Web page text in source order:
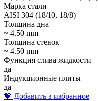
Марка стали
AISI 304 (18/10, 18/8)
Толщина дна
~ 4.50 mm
Толщина стенок
~ 4.50 mm
Функция слива жидкости
да
Индукционные плиты
да
💖 Добавить в избранное